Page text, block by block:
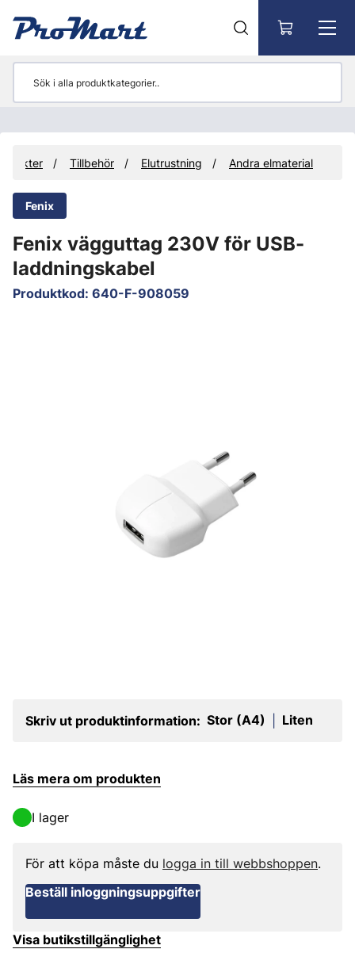
Tillbehör Elutrustning Andra elmaterial
Fenix
Fenix vägguttag 230V för USB-
laddningskabel
Produktkod: 640-F-908059
Skriv ut produktinformation: Stor (A4) Liten
Läs mera om produkten
I lager
För att köpa måste du logga in till webbshoppen.
Beställ inloggningsuppgifter
Visa butikstillgänglighet